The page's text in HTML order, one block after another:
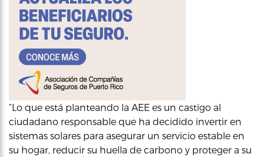
“Lo que está planteando la AEE es un castigo al
ciudadano responsable que ha decidido invertir en
sistemas solares para asegurar un servicio estable en
su hogar, reducir su huella de carbono y proteger a su